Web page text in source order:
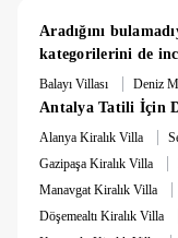
Not: Villamızın
yaşından küçük
Aradığını
kategorilerini de
Balayı Villası | Deniz
Antalya Tatili İçin
Alanya Kiralık Villa |
Gazipaşa Kiralık Villa |
Manavgat Kiralık Villa |
Döşemealtı Kiralık Villa